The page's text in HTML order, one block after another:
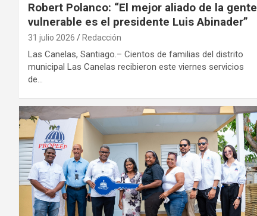
Robert Polanco: “El mejor aliado de la gente
vulnerable es el presidente Luis Abinader”
31 julio 2026 Redacción
Las Canelas, Santiago.– Cientos de familias del distrito
municipal Las Canelas recibieron este viernes servicios
de…